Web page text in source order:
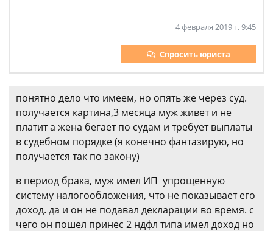
4 февраля 2019 г. 9:45
Спросить юриста
понятно дело что имеем, но опять же через суд.
получается картина,3 месяца муж живет и не
платит а жена бегает по судам и требует выплаты
в судебном порядке (я конечно фантазирую, но
получается так по закону)
в период брака, муж имел ИП упрощенную
систему налогообложения, что не показывает его
доход. да и он не подавал декларации во время. с
чего он пошел принес 2 ндфл типа имел доход но